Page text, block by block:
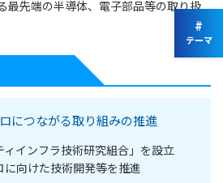
最先端の半導体、電子部品等の取り扱
につながる取り組みの推進
ィインフラ技術研究組合」を設立
に向けた技術開発等を推進
#
テーマ